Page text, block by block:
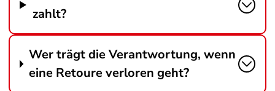
zahlt?
Wer trägt die Verantwortung, wenn
eine Retoure verloren geht?